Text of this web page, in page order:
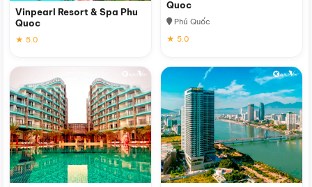
Vinpearl Resort & Spa Phu
Quoc
★ 5.0
Quoc
Phú Quốc
★ 5.0